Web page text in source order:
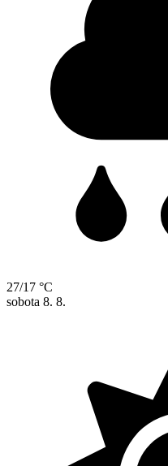
27/17 °C
sobota 8. 8.